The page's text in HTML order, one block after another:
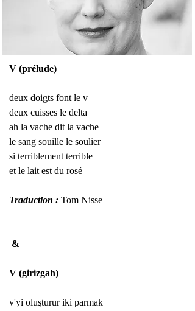
V (prélude)
deux doigts font le v
deux cuisses le delta
ah la vache dit la vache
le sang souille le soulier
si terriblement terrible
et le lait est du rosé
Traduction : Tom Nisse
&
V (girizgah)
v'yi oluşturur iki parmak